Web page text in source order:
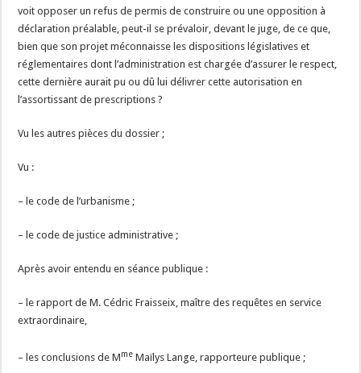
voit opposer un refus de permis de construire ou une opposition à
déclaration préalable, peut-il se prévaloir, devant le juge, de ce que,
bien que son projet méconnaisse les dispositions législatives et
réglementaires dont l’administration est chargée d’assurer le respect,
cette dernière aurait pu ou dû lui délivrer cette autorisation en
l’assortissant de prescriptions ?
Vu les autres pièces du dossier ;
Vu :
– le code de l’urbanisme ;
– le code de justice administrative ;
Après avoir entendu en séance publique :
– le rapport de M. Cédric Fraisseix, maître des requêtes en service
extraordinaire,
– les conclusions de Mme Maïlys Lange, rapporteure publique ;